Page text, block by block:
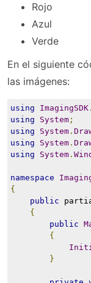
Rojo
Azul
Verde
En el siguiente
las imágenes:
using ImagingSDK .
using
System ;
using
System .
using
System .
using
System .
namespace
{
public
{
public
{
}